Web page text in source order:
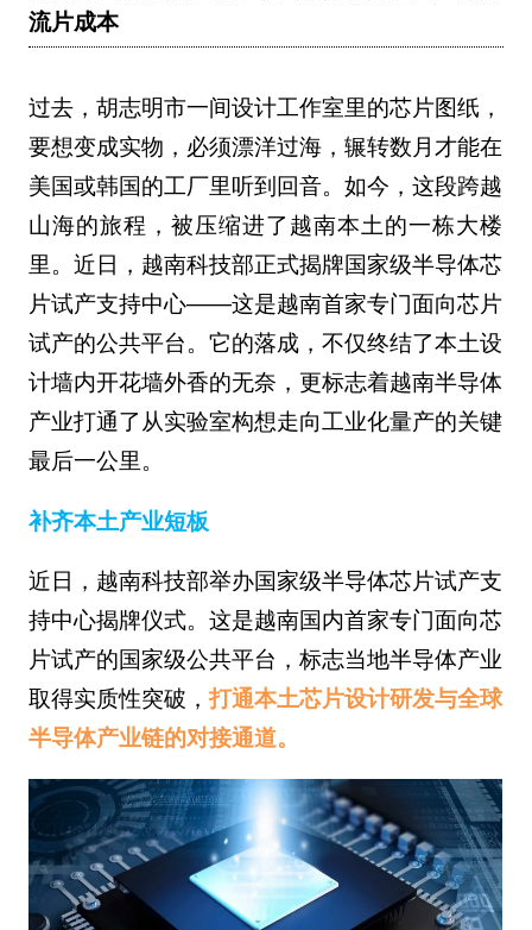
流片成本
过去，胡志明市一间设计工作室里的芯片图纸，
要想变成实物，必须漂洋过海，辗转数月才能在
美国或韩国的工厂里听到回音。如今，这段跨越
山海的旅程，被压缩进了越南本土的一栋大楼
里。近日，越南科技部正式揭牌国家级半导体芯
片试产支持中心——这是越南首家专门面向芯片
试产的公共平台。它的落成，不仅终结了本土设
计墙内开花墙外香的无奈，更标志着越南半导体
产业打通了从实验室构想走向工业化量产的关键
最后一公里。
补齐本土产业短板
近日，越南科技部举办国家级半导体芯片试产支
持中心揭牌仪式。这是越南国内首家专门面向芯
片试产的国家级公共平台，标志当地半导体产业
取得实质性突破，打通本土芯片设计研发与全球
半导体产业链的对接通道。